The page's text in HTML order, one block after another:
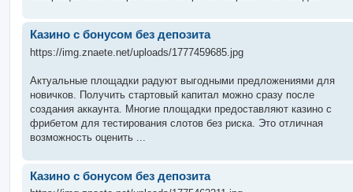
Казино с бонусом без депозита
https://img.znaete.net/uploads/1777459685.jpg
Актуальные площадки радуют выгодными предложениями для
новичков. Получить стартовый капитал можно сразу после
создания аккаунта. Многие площадки предоставляют казино с
фрибетом для тестирования слотов без риска. Это отличная
возможность оценить ...
Казино с бонусом без депозита